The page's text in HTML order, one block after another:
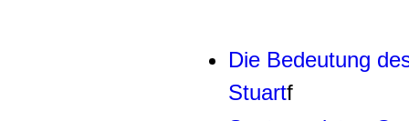
Die Bedeutung
Stuartf